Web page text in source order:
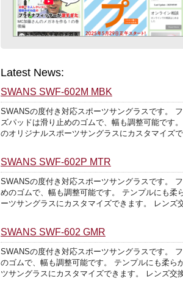
Latest News:
SWANS SWF-602M MBK
SWANSの度付き対応スポーツサングラスです。
ズパッドは滑り止めのゴムで、幅も調整可能です
のオリジナルスポーツサングラスにカスタマイズ
SWANS SWF-602P MTR
SWANSの度付き対応スポーツサングラスです。
めのゴムで、幅も調整可能です。 テンプルにも柔
ーツサングラスにカスタマイズできます。 レン
SWANS SWF-602 GMR
SWANSの度付き対応スポーツサングラスです。
のゴムで、幅も調整可能です。 テンプルにも柔ら
ツサングラスにカスタマイズできます。 レンズ